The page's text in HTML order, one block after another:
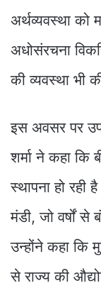
अर्थव्यवस्था
अधोसंरचना
की व्यवस्था भी
इस अवसर पर उप
शर्मा ने कहा कि
स्थापना हो रही
मंडी, जो वर्षों से
उन्होंने कहा कि
से राज्य की